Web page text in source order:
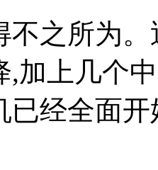
不之所为
,加上几个
已经全面